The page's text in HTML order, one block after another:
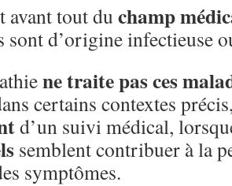
avant tout du champ
sont d’origine infectieuse
ne traite pas ces
certains contextes
d’un suivi médical,
semblent contribuer à la
symptômes.